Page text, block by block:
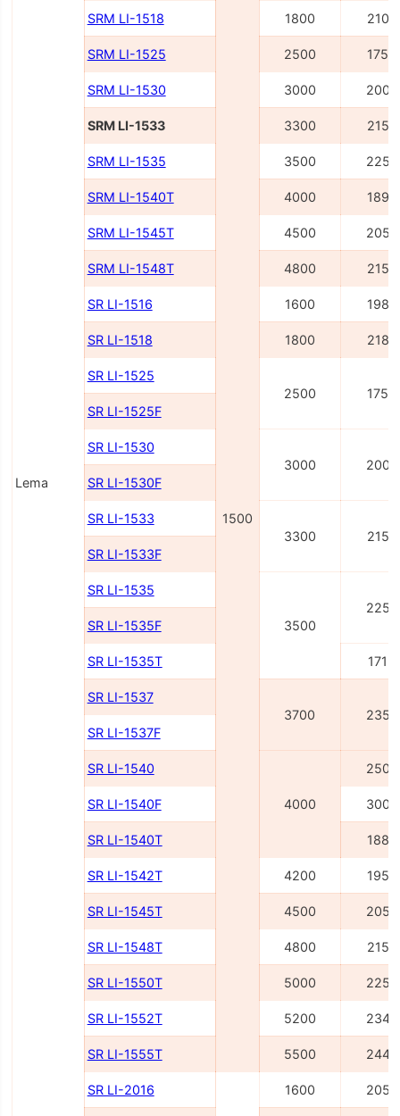
Lema
1500
SRM LI-1518 1800 2100
SRM LI-1525 2500 1755
SRM LI-1530 3000 2005
SRM LI-1533 3300 2155
SRM LI-1535 3500 2255
SRM LI-1540Т 4000 1895
SRM LI-1545Т 4500 2055
SRM LI-1548Т 4800 2155
SR LI-1516 1600 1980
SR LI-1518 1800 2180
SR LI-1525
2500
1750
SR LI-1525F
SR LI-1530
3000
2000
SR LI-1530F
SR LI-1533
3300
2150
SR LI-1533F
SR LI-1535
3500
2250
SR LI-1535F
SR LI-1535T 1715
SR LI-1537
3700
2350
SR LI-1537F
SR LI-1540
4000
2500
SR LI-1540F 3000
SR LI-1540Т 1885
SR LI-1542Т 4200 1955
SR LI-1545Т 4500 2055
SR LI-1548Т 4800 2155
SR LI-1550Т 5000 2255
SR LI-1552Т 5200 2345
SR LI-1555Т 5500 2445
SR LI-2016 1600 2055